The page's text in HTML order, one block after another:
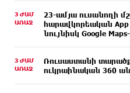
3 ԺԱՄ
ԱՌԱՋ
23-ամյա ուսանողի
հարավկորեական App
նույնիսկ Google
3 ԺԱՄ
ԱՌԱՋ
Ռուսաստանի
ուկրաինական 360